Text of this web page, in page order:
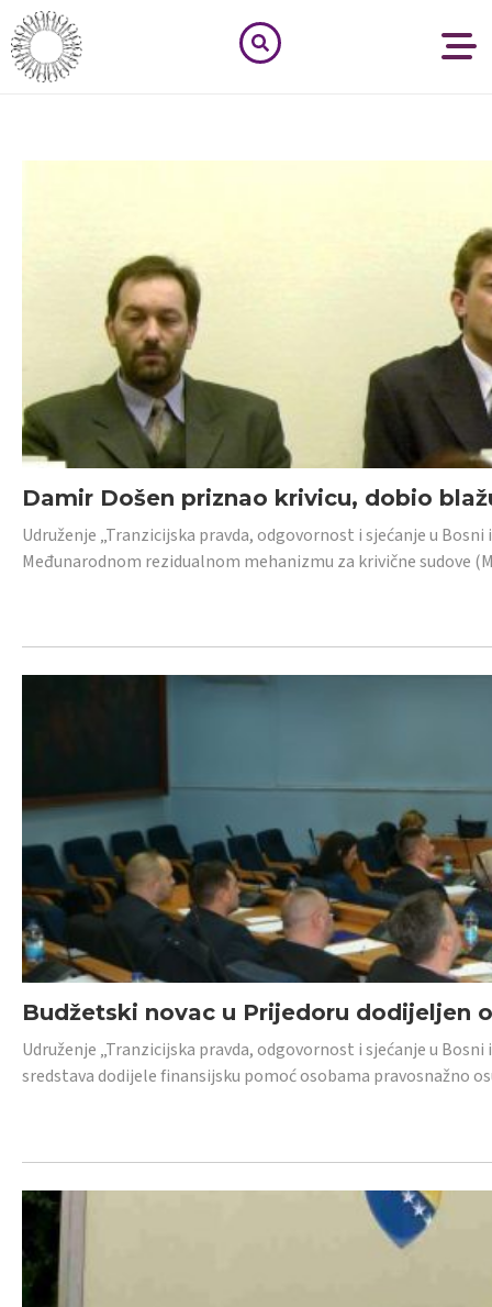
Damir Došen priznao krivicu, dobio
Udruženje „Tranzicijska pravda, odgovornost i sjećanje u
Međunarodnom rezidualnom mehanizmu za krivične sudove
Budžetski novac u Prijedoru dodijeljen
Udruženje „Tranzicijska pravda, odgovornost i sjećanje u
sredstava dodijele finansijsku pomoć osobama pravosnažno